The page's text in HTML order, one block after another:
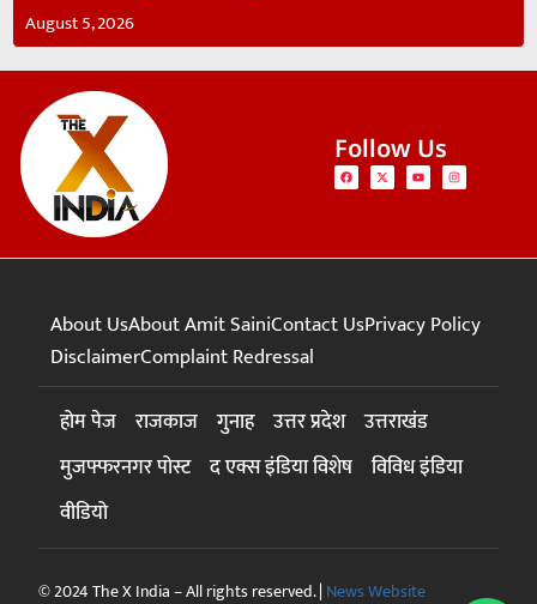
August 5, 2026
Follow Us
About UsAbout Amit SainiContact UsPrivacy Policy
DisclaimerComplaint Redressal
होम पेज राजकाज गुनाह उत्तर प्रदेश उत्तराखंड
मुजफ्फरनगर पोस्ट द एक्स इंडिया विशेष विविध इंडिया
वीडियो
© 2024 The X India – All rights reserved. | News Website